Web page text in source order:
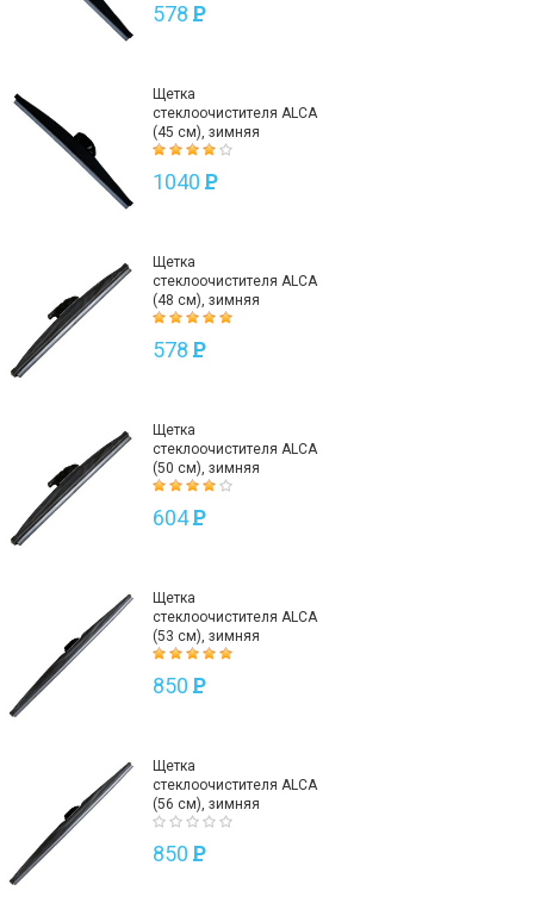
578 P
Щетка
стеклоочистителя ALCA
(45 см), зимняя
1040 P
Щетка
стеклоочистителя ALCA
(48 см), зимняя
578 P
Щетка
стеклоочистителя ALCA
(50 см), зимняя
604P
Щетка
стеклоочистителя ALCA
(53 см), зимняя
850 P
Щетка
стеклоочистителя ALCA
(56 см), зимняя
850 P